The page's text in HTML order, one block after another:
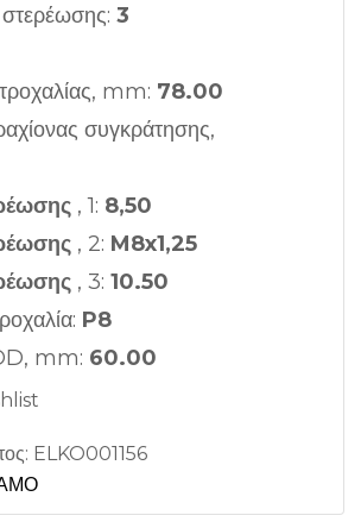
3
mm: 78.00
συγκράτησης,
, 1: 8,50
, 2: M8x1,25
, 3: 10.50
P8
mm: 60.00
ELKO001156